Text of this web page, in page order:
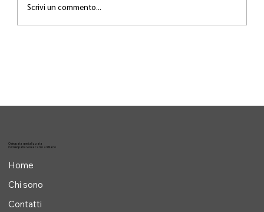
Scrivi un commento...
Osteopata specializzata
in Osteopatia Voce e Canto a Milano
Home
Chi sono
Contatti